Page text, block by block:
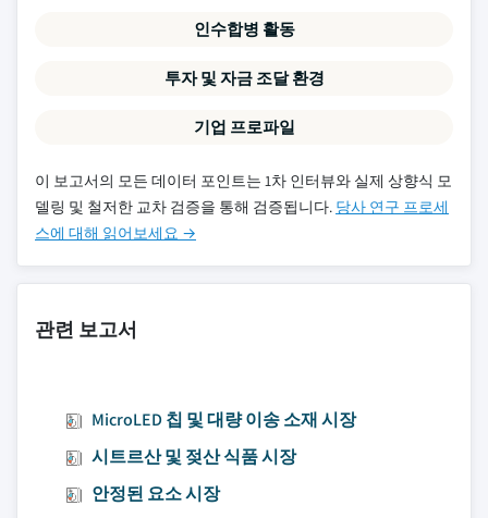
인수합병 활동
투자 및 자금 조달 환경
기업 프로파일
이 보고서의 모든 데이터 포인트는 1차 인터뷰와 실제 상향식 모
델링 및 철저한 교차 검증을 통해 검증됩니다. 당사 연구 프로세
스에 대해 읽어보세요 →
관련 보고서
MicroLED 칩 및 대량 이송 소재 시장
시트르산 및 젖산 식품 시장
안정된 요소 시장